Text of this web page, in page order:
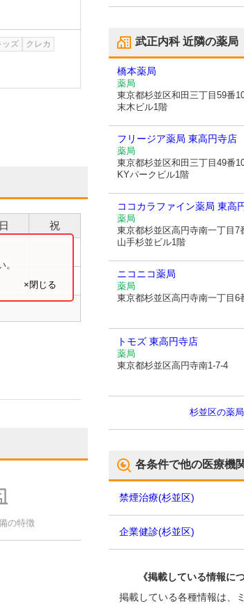
ッズ
クレカ
日 祝
×閉じる
の特徴
武正内科近隣の薬局
橋本薬局
薬局
東京都杉並区和田三丁目59番
末木ビル1階
フリージア薬局 東高円寺店
薬局
東京都杉並区和田三丁目49番
KYパークビル1階
ココカラファイン薬局 東高
薬局
東京都杉並区高円寺南一丁目7
山手杉並ビル1階
ニコニコ薬局
薬局
東京都杉並区高円寺南一丁目6
トモズ 東高円寺店
薬局
東京都杉並区高円寺南1-7-4
杉並区の薬
各条件で他の医療機
禁煙治療(杉並区)
企業健診(杉並区)
《掲載している情報に
掲載している各種情報は、